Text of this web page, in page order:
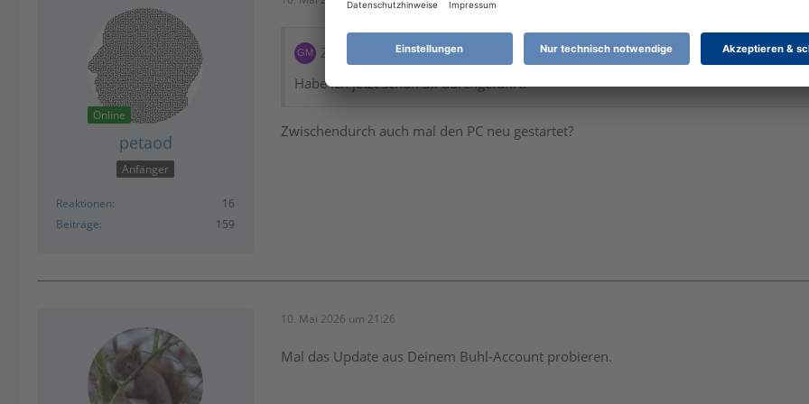
Online
petaod
Anfänger
Reaktionen
16
Beiträge
159
Zitat von gmgiessmann
Habe ich jetzt schon 3x durchgeführt.
Zwischendurch auch mal den PC neu gestartet?
10. Mai 2026 um 21:26
Mal das Update aus Deinem Buhl-Account probieren.